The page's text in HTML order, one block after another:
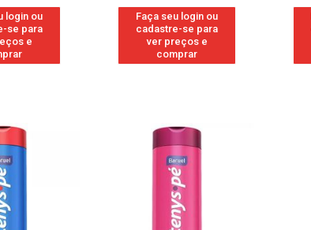
login ou
se para
e
Faça seu login ou
cadastre-se para
ver preços e
comprar